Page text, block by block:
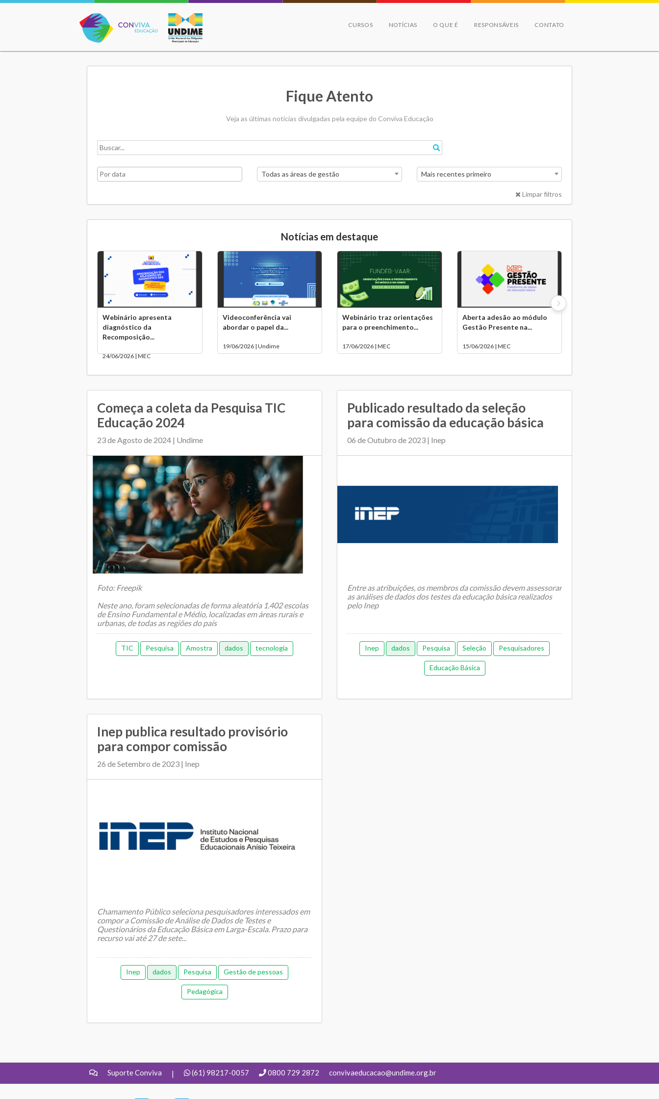
Conviva Educação
CURSOS NOTÍCIAS O QUE É RESPONSÁVEIS CONTATO
Fique Atento
Veja as últimas notícias divulgadas pela equipe do Conviva Educação
Todas as áreas de gestão Mais recentes primeiro
Limpar filtros
Notícias em destaque
Webinário apresenta
diagnóstico da
Recomposição...
24/06/2026 | MEC
Videoconferência vai
abordar o papel da...
19/06/2026 | Undime
Webinário traz orientações
para o preenchimento...
17/06/2026 | MEC
Aberta adesão ao módulo
Gestão Presente na...
15/06/2026 | MEC
Começa a coleta da Pesquisa TIC
Educação 2024
23 de Agosto de 2024 | Undime
Foto: Freepik
Neste ano, foram selecionadas de forma aleatória 1.402 escolas
de Ensino Fundamental e Médio, localizadas em áreas rurais e
urbanas, de todas as regiões do país
TIC Pesquisa Amostra dados tecnologia
Publicado resultado da seleção
para comissão da educação básica
06 de Outubro de 2023 | Inep
Entre as atribuições, os membros da comissão devem assessorar
as análises de dados dos testes da educação básica realizados
pelo Inep
O resultado da sele&cc...
Inep dados Pesquisa Seleção Pesquisadores
Educação Básica
Inep publica resultado provisório
para compor comissão
26 de Setembro de 2023 | Inep
Chamamento Público seleciona pesquisadores interessados em
compor a Comissão de Análise de Dados de Testes e
Questionários da Educação Básica em Larga-Escala. Prazo para
recurso vai até 27 de sete...
Inep dados Pesquisa Gestão de pessoas
Pedagógica
Suporte Conviva | (61) 98217-0057 0800 729 2872 convivaeducacao@undime.org.br